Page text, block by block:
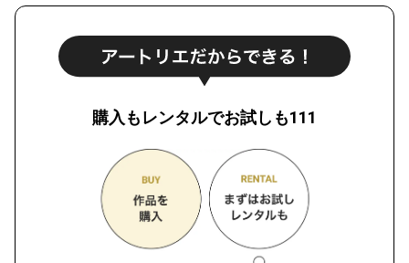
購入もレンタルでお試しも111